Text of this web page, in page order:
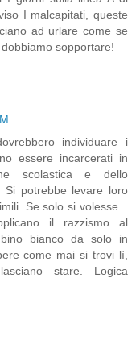
I malcapitati, queste
ad urlare come se
sopportare!
individuare i
essere incarcerati in
scolastica e dello
Si potrebbe levare loro
Se solo si volesse...
il razzismo al
bianco da solo in
come mai si trovi lì,
stare. Logica